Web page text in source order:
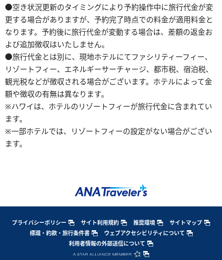
●空き状況更新のタイミングにより予約操作中に旅行代金が変
更する場合がありますが、予約完了時点での料金が適用料金と
なります。予約後に旅行代金が変動する場合は、差額の返金お
よび追加徴収はいたしません。
●旅行代金とは別に、現地ホテルにてファシリティーフィー、
リゾートフィー、エネルギーサーチャージ、都市税、宿泊税、
観光税などが徴収される場合がございます。ホテルによって金
額や徴収の有無は異なります。
※ハワイは、ホテルのリゾートフィーが旅行代金に含まれてい
ます。
※一部ホテルでは、リゾートフィーの設定がない場合がござい
ます。
プライバシーポリシー サイト利用規約 推奨環境
サイトマップ
標識・約款・旅行条件書
ウェブアクセシビリティについて
利用者情報の外部送信について